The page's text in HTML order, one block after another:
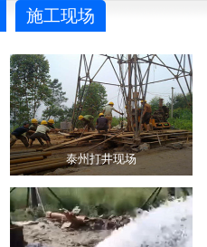
施工现场
泰州打井现场